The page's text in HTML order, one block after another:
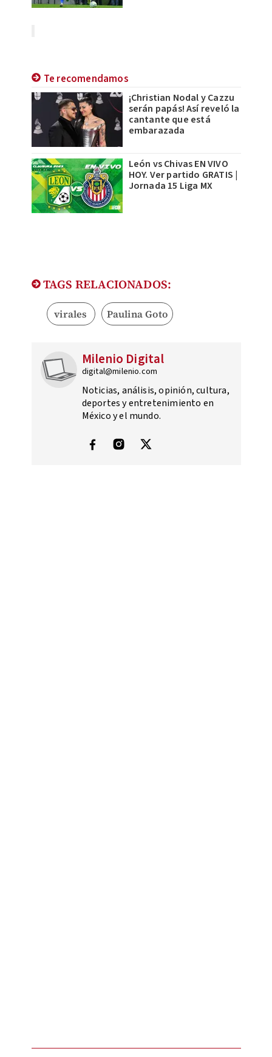
Te recomendamos
¡Christian Nodal y Cazzu
serán papás! Así reveló la
cantante que está
embarazada
León vs Chivas EN VIVO
HOY. Ver partido GRATIS |
Jornada 15 Liga MX
TAGS RELACIONADOS:
virales Paulina Goto
Milenio Digital
digital@milenio.com
Noticias, análisis, opinión, cultura,
deportes y entretenimiento en
México y el mundo.